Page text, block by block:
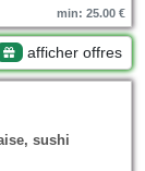
min: 25.00 €
afficher offres
sushi